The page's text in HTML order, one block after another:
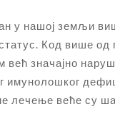
у нашој земљи
Код више од
већ значајно
имунолошког
лечење веће су